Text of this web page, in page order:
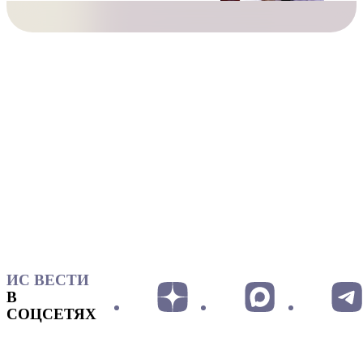
ИС ВЕСТИ
В
СОЦСЕТЯХ